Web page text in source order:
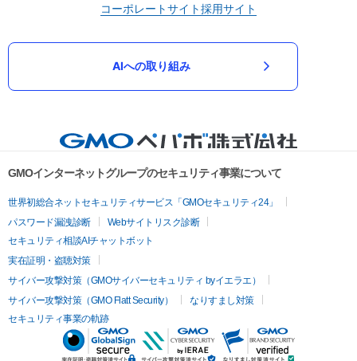
コーポレートサイト採用サイト
AIへの取り組み
GMOインターネットグループのセキュリティ事業について
世界初総合ネットセキュリティサービス「GMOセキュリティ24」
パスワード漏洩診断
Webサイトリスク診断
セキュリティ相談AIチャットボット
実在証明・盗聴対策
サイバー攻撃対策（GMOサイバーセキュリティ byイエラエ）
サイバー攻撃対策（GMO Flatt Security）
なりすまし対策
セキュリティ事業の軌跡